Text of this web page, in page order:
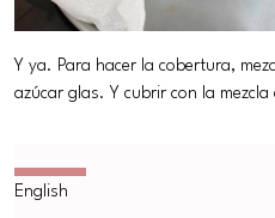
Y ya. Para hacer la cobertura,
azúcar glas. Y cubrir con la mezcla